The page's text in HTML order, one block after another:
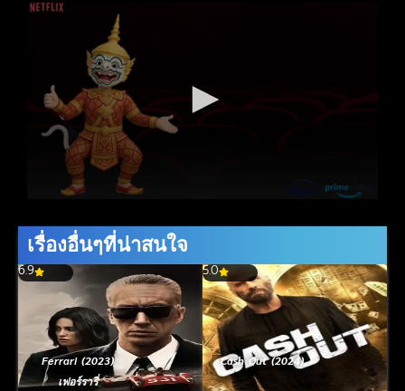
เรื่องอื่นๆที่น่าสนใจ
6.9
Ferrari (2023)
เฟอร์รารี่
5.0
Cash Out (2024)